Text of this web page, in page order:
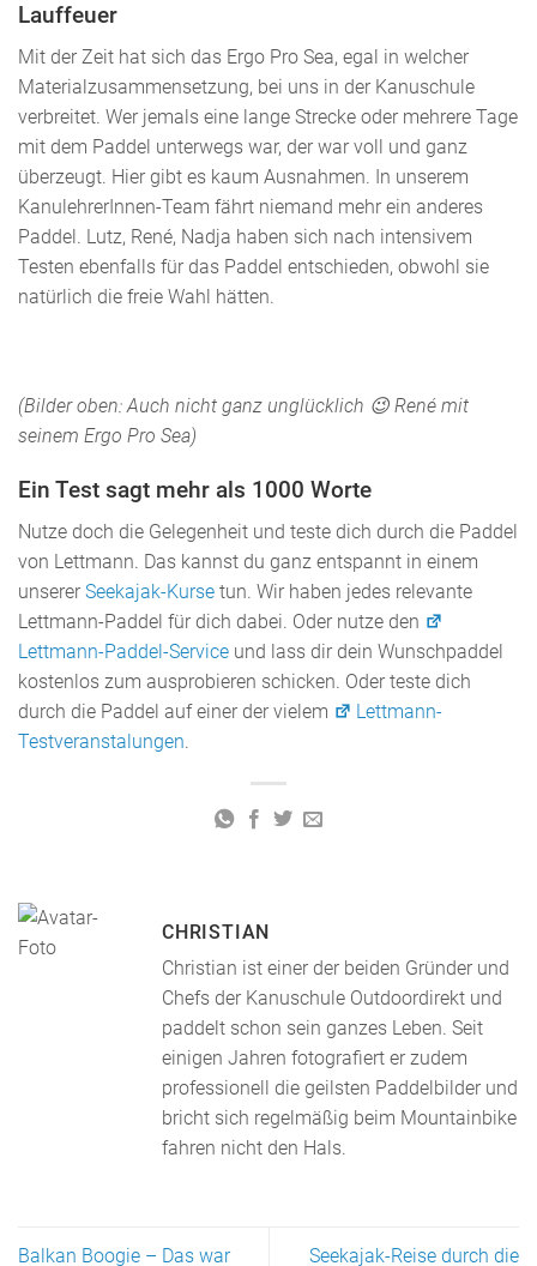
Lauffeuer
Mit der Zeit hat sich das Ergo Pro Sea, egal in welcher
Materialzusammensetzung, bei uns in der Kanuschule
verbreitet. Wer jemals eine lange Strecke oder mehrere Tage
mit dem Paddel unterwegs war, der war voll und ganz
überzeugt. Hier gibt es kaum Ausnahmen. In unserem
KanulehrerInnen-Team fährt niemand mehr ein anderes
Paddel. Lutz, René, Nadja haben sich nach intensivem
Testen ebenfalls für das Paddel entschieden, obwohl sie
natürlich die freie Wahl hätten.
(Bilder oben: Auch nicht ganz unglücklich 😉 René mit
seinem Ergo Pro Sea)
Ein Test sagt mehr als 1000 Worte
Nutze doch die Gelegenheit und teste dich durch die Paddel
von Lettmann. Das kannst du ganz entspannt in einem
unserer Seekajak-Kurse tun. Wir haben jedes relevante
Lettmann-Paddel für dich dabei. Oder nutze den
Lettmann-Paddel-Service und lass dir dein Wunschpaddel
kostenlos zum ausprobieren schicken. Oder teste dich
durch die Paddel auf einer der vielem
Lettmann-
Testveranstalungen.
CHRISTIAN
Christian ist einer der beiden Gründer und
Chefs der Kanuschule Outdoordirekt und
paddelt schon sein ganzes Leben. Seit
einigen Jahren fotografiert er zudem
professionell die geilsten Paddelbilder und
bricht sich regelmäßig beim Mountainbike
fahren nicht den Hals.
Balkan Boogie – Das war Seekajak-Reise durch die